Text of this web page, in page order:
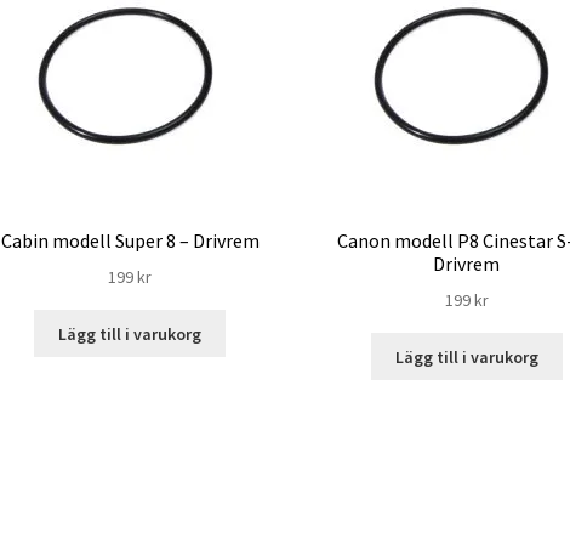
Cabin modell Super 8 – Drivrem
199kr
Lägg till i varukorg
Canon modell P8 Cinestar
Drivrem
199kr
Lägg till i varukorg